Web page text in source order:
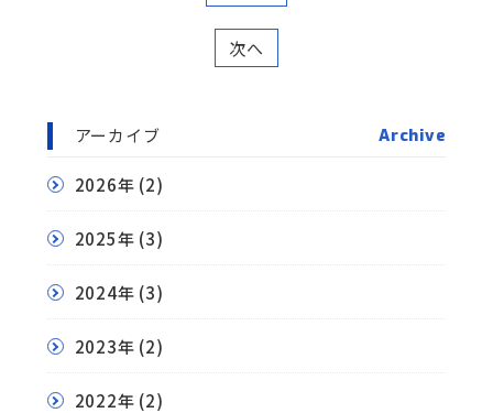
次へ
アーカイブ Archive
2026年 (2)
2025年 (3)
2024年 (3)
2023年 (2)
2022年 (2)